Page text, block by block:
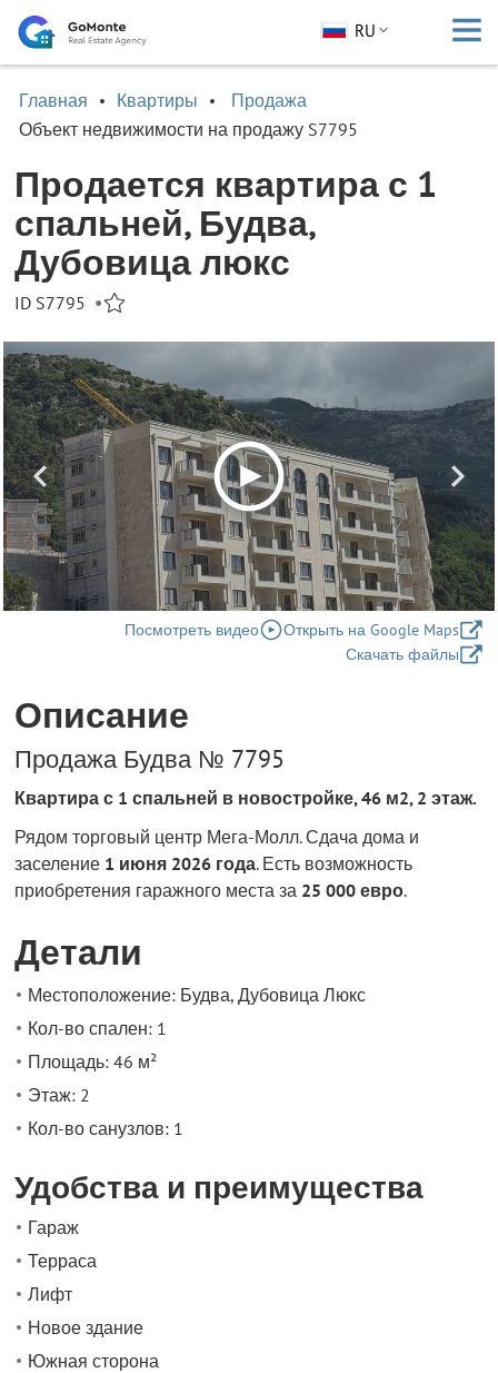
RU
Главная Квартиры
Продажа
Объект недвижимости на продажу S7795
Продается квартира с 1
спальней, Будва,
Дубовица люкс
ID S7795 •
Посмотреть видео
Открыть на Google Maps
Скачать файлы
Описание
Продажа Будва № 7795
Квартира с 1 спальней в новостройке, 46 м2, 2 этаж.
Рядом торговый центр Мега-Молл. Сдача дома и
заселение 1 июня 2026 года. Есть возможность
приобретения гаражного места за 25 000 евро.
Детали
Местоположение: Будва, Дубовица Люкс
Кол-во спален: 1
Площадь: 46 м²
Этаж: 2
Кол-во санузлов: 1
Удобства и преимущества
Гараж
Терраса
Лифт
Новое здание
Южная сторона